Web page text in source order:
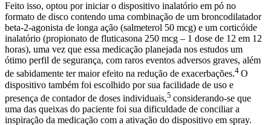
Feito isso, optou por iniciar o dispositivo inalatório em pó no
formato de disco contendo uma combinação de um broncodilatador
beta-2-agonista de longa ação (salmeterol 50 mcg) e um corticóide
inalatório (propionato de fluticasona 250 mcg – 1 dose de 12 em 12
horas), uma vez que essa medicação planejada nos estudos um
ótimo perfil de segurança, com raros eventos adversos graves, além
de sabidamente ter maior efeito na redução de exacerbações.4 O
dispositivo também foi escolhido por sua facilidade de uso e
presença de contador de doses individuais,5 considerando-se que
uma das queixas do paciente foi sua dificuldade de conciliar a
inspiração da medicação com a ativação do dispositivo em spray.